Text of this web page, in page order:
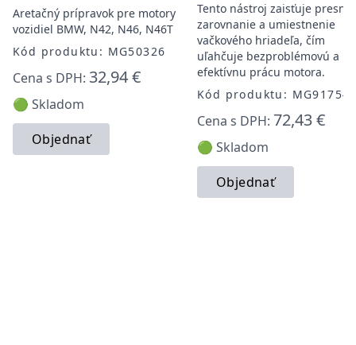
Aretačný prípravok pre motory
vozidiel BMW, N42, N46, N46T
Kód produktu: MG50326
Cena s DPH: 32,94 €
🟢 Skladom
Objednať
Tento nástroj zaisťuje presné
zarovnanie a umiestnenie
vačkového hriadeľa, čím
uľahčuje bezproblémovú a
efektívnu prácu motora.
Kód produktu:
Cena s DPH: 72,43 €
🟢 Skladom
Objednať